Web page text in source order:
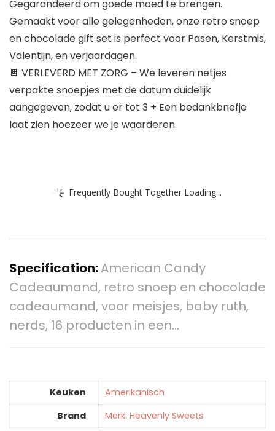
Gegarandeerd om goede moed te brengen.
Gemaakt voor alle gelegenheden, onze retro snoep
en chocolade gift set is perfect voor Pasen, Kerstmis,
Valentijn, en verjaardagen.
🍫 VERLEVERD MET ZORG – We leveren netjes
verpakte snoepjes met de datum duidelijk
aangegeven, zodat u er tot 3 + Een bedankbriefje
laat zien hoezeer we je waarderen.
Frequently Bought Together Loading...
Specification:American Candy
Cadeaumand, retro snoep en chocolade
cadeaumand, voor meisjes, baby ruth,
nerds, 16 producten in een…
Keuken
‎Amerikanisch
Brand
Merk: Heavenly Sweets